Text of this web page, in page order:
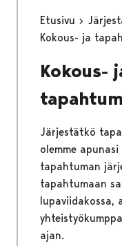
Etusivu
Kokous- ja
Kokous-
Järjestätkö
olemme
tapahtuman
tapahtumaan
lupaviidakossa,
ajan.